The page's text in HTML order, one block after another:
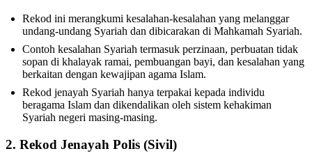
Rekod ini merangkumi kesalahan-kesalahan yang melanggar
undang-undang Syariah dan dibicarakan di Mahkamah Syariah.
Contoh kesalahan Syariah termasuk perzinaan, perbuatan tidak
sopan di khalayak ramai, pembuangan bayi, dan kesalahan yang
berkaitan dengan kewajipan agama Islam.
Rekod jenayah Syariah hanya terpakai kepada individu
beragama Islam dan dikendalikan oleh sistem kehakiman
Syariah negeri masing-masing.
2. Rekod Jenayah Polis (Sivil)